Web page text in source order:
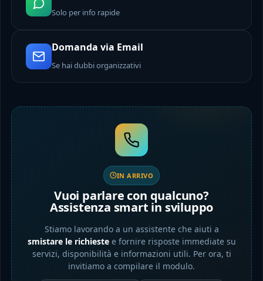
Solo per info rapide
Domanda via Email
Se hai dubbi organizzativi
IN ARRIVO
Vuoi parlare con qualcuno?
Assistenza smart in sviluppo
Stiamo lavorando a un assistente che aiuti a
smistare le richiestee fornire risposte immediate su
servizi, disponibilità e informazioni utili. Per ora, ti
invitiamo a compilare il modulo.